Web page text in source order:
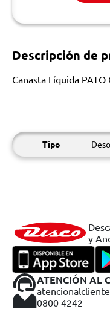
Descripción de
Canasta Líquida
Tipo
y
ATENCIÓN AL
0800 4242